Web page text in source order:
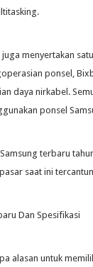
juga menyertakan
ponsel,
daya nirkabel.
ponsel
terbaru
saat ini
alasan untuk